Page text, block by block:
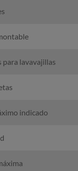
para lavavajillas
indicado